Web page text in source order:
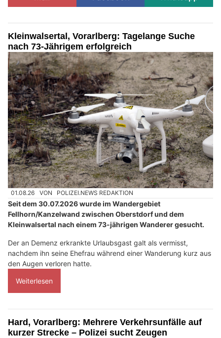
Kleinwalsertal, Vorarlberg: Tagelange Suche
nach 73-Jährigem erfolgreich
01.08.26 VON POLIZEI.NEWS REDAKTION
Seit dem 30.07.2026 wurde im Wandergebiet
Fellhorn/Kanzelwand zwischen Oberstdorf und dem
Kleinwalsertal nach einem 73-jährigen Wanderer gesucht.
Der an Demenz erkrankte Urlaubsgast galt als vermisst,
nachdem ihn seine Ehefrau während einer Wanderung kurz aus
den Augen verloren hatte.
Weiterlesen
Hard, Vorarlberg: Mehrere Verkehrsunfälle auf
kurzer Strecke – Polizei sucht Zeugen